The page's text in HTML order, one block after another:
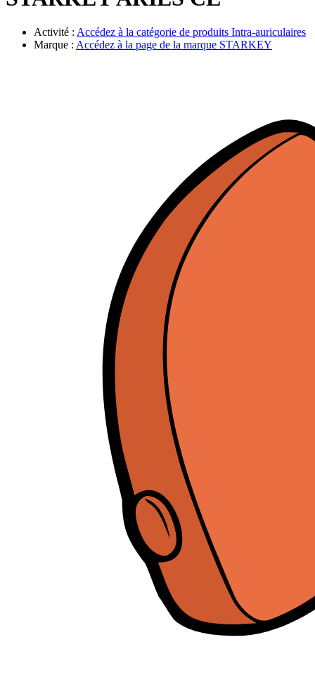
Évènements
Activité : Accédez à la catégorie de produits Intra-auriculaires
Marque : Accédez à la page de la marque STARKEY